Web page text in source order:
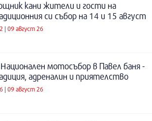
кани жители и гости на
си събор на 14 и 15 август
| 09 август 26
мотосъбор в Павел баня -
адреналин и приятелство
| 09 август 26